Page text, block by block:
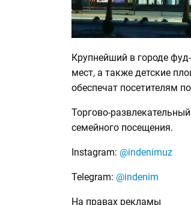
Крупнейший в городе
мест, а также детские
обеспечат посетителям
Торгово-
семейного посещения.
Instagram: @indenimuz
Telegram: @indenim
На правах рекламы